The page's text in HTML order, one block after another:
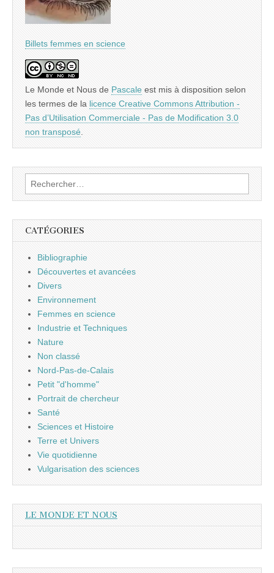
Billets femmes en science
Le Monde et Nous de Pascale est mis à disposition selon
les termes de la licence Creative Commons Attribution -
Pas d’Utilisation Commerciale - Pas de Modification 3.0
non transposé
Rechercher :
CATÉGORIES
Bibliographie
Découvertes et avancées
Divers
Environnement
Femmes en science
Industrie et Techniques
Nature
Non classé
Nord-Pas-de-Calais
Petit "d'homme"
Portrait de chercheur
Santé
Sciences et Histoire
Terre et Univers
Vie quotidienne
Vulgarisation des sciences
LE MONDE ET NOUS